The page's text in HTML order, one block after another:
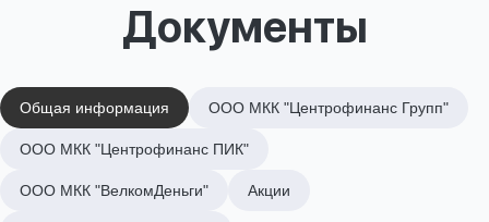
Документы
Общая информация ООО МКК "Центрофинанс Групп"
ООО МКК "Центрофинанс ПИК"
ООО МКК "ВелкомДеньги" Акции
ознакомлен
предоставления
займов,
политикой
сайта,
согласие